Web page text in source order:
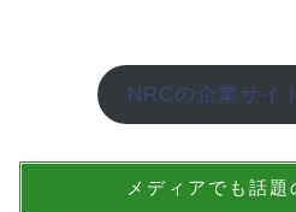
NRCの企業サイ
メディアでも話題